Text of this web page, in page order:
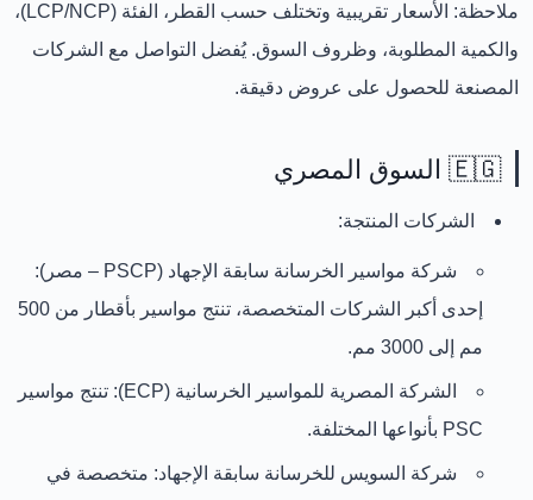
ملاحظة:
الأسعار تقريبية وتختلف حسب القطر، الفئة (LCP/NCP)،
والكمية المطلوبة، وظروف السوق. يُفضل التواصل مع الشركات
المصنعة للحصول على عروض دقيقة.
🇪🇬 السوق المصري
الشركات المنتجة:
شركة مواسير الخرسانة سابقة الإجهاد (PSCP – مصر)
:
إحدى أكبر الشركات المتخصصة، تنتج مواسير بأقطار من 500
مم إلى 3000 مم.
الشركة المصرية للمواسير الخرسانية (ECP)
: تنتج مواسير
PSC بأنواعها المختلفة.
شركة السويس للخرسانة سابقة الإجهاد: متخصصة في